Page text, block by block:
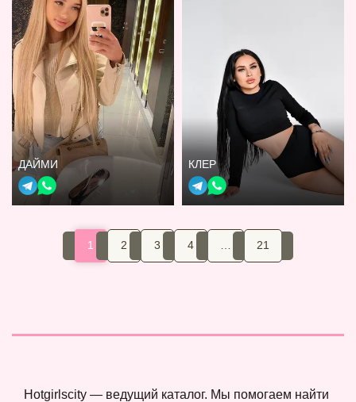
ДАЙМИ КЛЕР
1 2 3 4 21
Hotgirlscity — ведущий каталог. Мы помогаем найти